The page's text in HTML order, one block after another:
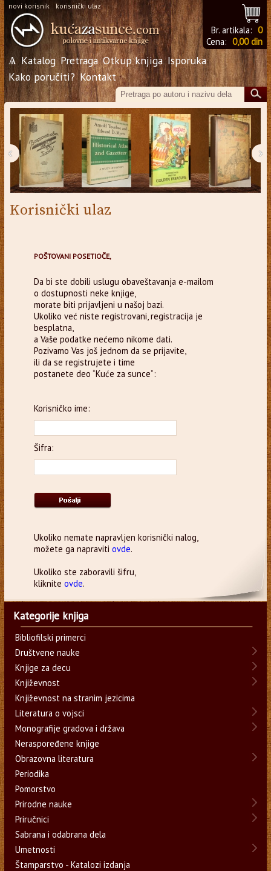
novi korisnik korisnički ulaz
Br. artikala: 0
Cena: 0,00 din
Ѧ Katalog Pretraga Otkup knjiga Isporuka
Kako poručiti? Kontakt
‹ ›
Korisnički ulaz
POŠTOVANI POSETIOČE,
Da bi ste dobili uslugu obaveštavanja e-mailom
o dostupnosti neke knjige,
morate biti prijavljeni u našoj bazi.
Ukoliko već niste registrovani, registracija je
besplatna,
a Vaše podatke nećemo nikome dati.
Pozivamo Vas još jednom da se prijavite,
ili da se registrujete i time
postanete deo “Kuće za sunce”:
Korisničko ime:
Šifra:
Ukoliko nemate napravljen korisnički nalog,
možete ga napraviti ovde.
Ukoliko ste zaboravili šifru,
kliknite ovde.
Kategorije knjiga
Bibliofilski primerci
Društvene nauke
Knjige za decu
Književnost
Književnost na stranim jezicima
Literatura o vojsci
Monografije gradova i država
Neraspoređene knjige
Obrazovna literatura
Periodika
Pomorstvo
Prirodne nauke
Priručnici
Sabrana i odabrana dela
Umetnosti
Štamparstvo - Katalozi izdanja